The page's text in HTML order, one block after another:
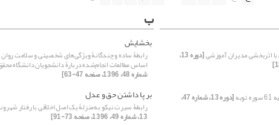
با اثربخشی مدیران آموزشی [دوره 13،
[دوره 13، شماره 47،
ب
بخشایش
رابطۀ‌ ساده و چندگانۀ‌ ویژگی‌های شخصیتی و سلامت
اساس مطالعات انجام‌شده دربارۀ‌ دانشجویان دانشگاه
شماره 48، 1396، صفحه 47-63]
بر پا داشتن حق و عدل
رابطۀ سیرت نیکو به‌منزلۀ یک اصل اخلاقی با رفتار
13، شماره 49، 1396، صفحه 73-91]